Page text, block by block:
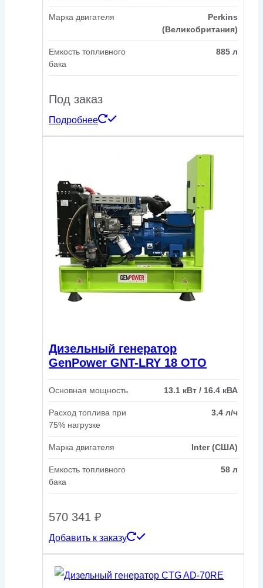
Марка двигателя
Perkins
(Великобритания)
Емкость топливного
бака
885 л
Под заказ
Подробнее
Дизельный генератор
GenPower GNT-LRY 18 OTO
Основная мощность 13.1 кВт / 16.4 кВА
Расход топлива при
75% нагрузке
3.4 л/ч
Марка двигателя Inter (США)
Емкость топливного
бака
58 л
570 341 ₽
Добавить к заказу